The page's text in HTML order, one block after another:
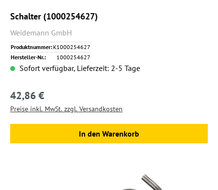
Schalter (1000254627)
Weidemann GmbH
Produktnummer: K1000254627
Hersteller-Nr.:
1000254627
Sofort verfügbar, Lieferzeit: 2-5 Tage
Regulärer Preis:
42,86 €
Preise inkl. MwSt. zzgl. Versandkosten
In den Warenkorb